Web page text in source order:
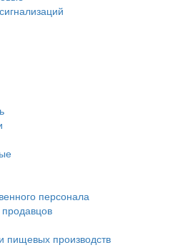
персонала
пищевых производств